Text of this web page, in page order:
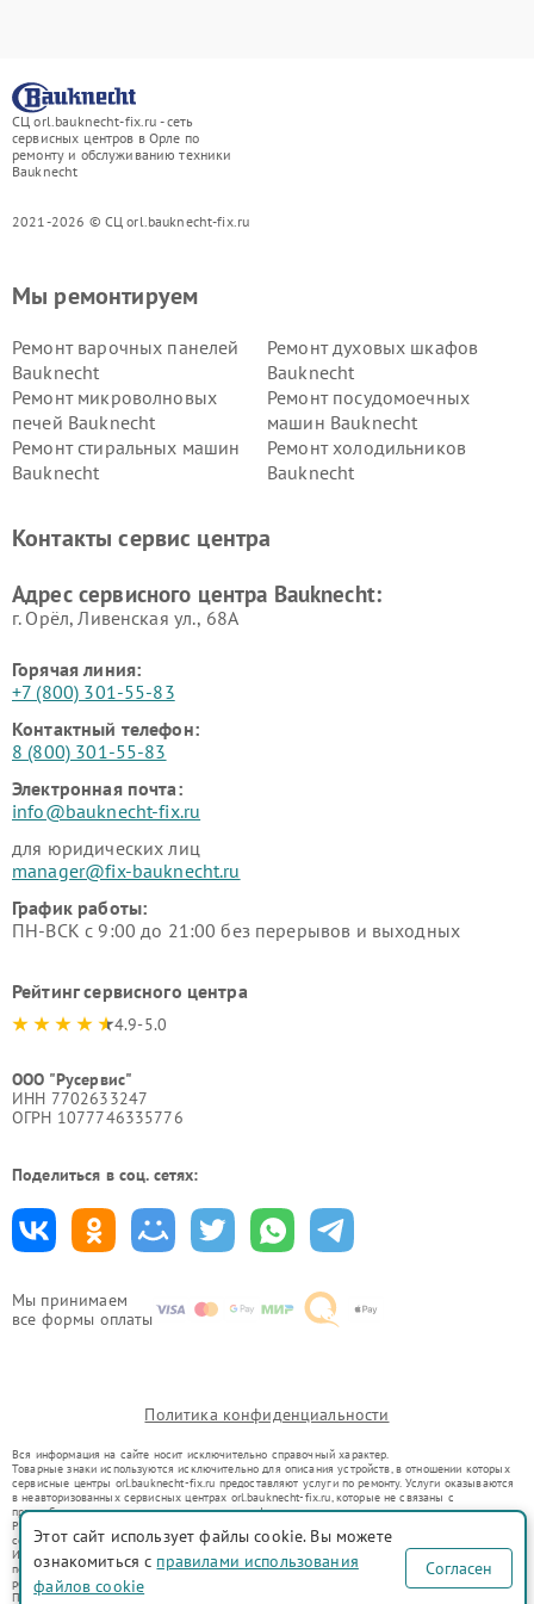
СЦ orl.bauknecht-fix.ru - сеть
сервисных центров в Орле по
ремонту и обслуживанию техники
Bauknecht
2021-2026 © СЦ orl.bauknecht-fix.ru
Мы принимаем
все формы оплаты
Мы ремонтируем
Ремонт варочных панелей
Bauknecht
Ремонт духовых шкафов
Bauknecht
Ремонт микроволновых
печей Bauknecht
Ремонт посудомоечных
машин Bauknecht
Ремонт стиральных машин
Bauknecht
Ремонт холодильников
Bauknecht
Контакты сервис центра
Адрес сервисного центра Bauknecht:
г. Орёл, Ливенская ул., 68А
Горячая линия:
+7 (800) 301-55-83
Контактный телефон:
8 (800) 301-55-83
Электронная почта:
info@bauknecht-fix.ru
для юридических лиц
manager@fix-bauknecht.ru
График работы:
ПН-ВСК с 9:00 до 21:00 без перерывов и выходных
Рейтинг сервисного центра
4.9-5.0
ООО "Русервис"
ИНН 7702633247
ОГРН 1077746335776
Поделиться в соц. сетях:
Политика конфиденциальности
Вся информация на сайте носит исключительно справочный характер.
Товарные знаки используются исключительно для описания устройств, в отношении которых
сервисные центры orl.bauknecht-fix.ru предоставляют услуги по ремонту. Услуги оказываются
в неавторизованных сервисных центрах orl.bauknecht-fix.ru, которые не связаны с
правообладателями товарных знаков или их официальными представителями.
Ремонт осуществляется для устройств, уже введенных в гражданский оборот в соответствии
со статьей 1487 ГК РФ.
Использование товарных знаков не преследует цели индивидуализации услуг или введения
потребителей в заблуждение, а служит для информирования о предоставляемых услугах по
ремонту техники указанных брендов.
Представленная на сайте информация не является публичной офертой, определяемой
Этот сайт использует файлы cookie. Вы можете
ознакомиться с правилами использования
файлов cookie
Согласен